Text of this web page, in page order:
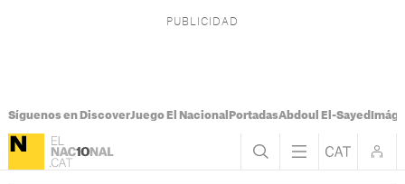
Síguenos en DiscoverJuego El Nacional PortadasAbdoul El-Sayed